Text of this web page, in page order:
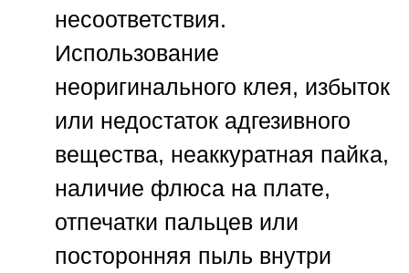
несоответствия.
Использование
неоригинального клея, избыток
или недостаток адгезивного
вещества, неаккуратная пайка,
наличие флюса на плате,
отпечатки пальцев или
посторонняя пыль внутри